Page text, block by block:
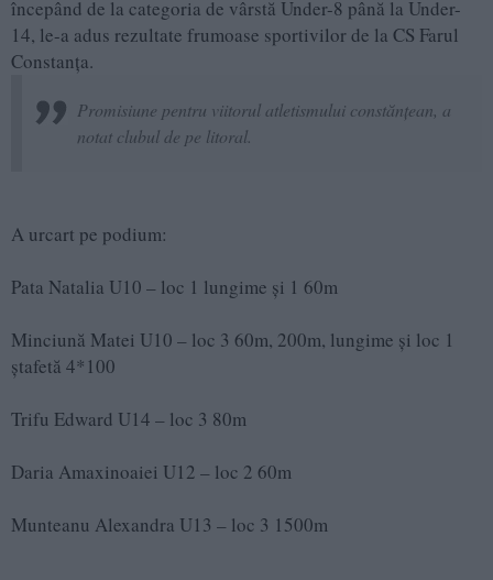
începând de la categoria de vârstă Under-8 până la Under-
14, le-a adus rezultate frumoase sportivilor de la CS Farul
Constanța.
Promisiune pentru viitorul atletismului constănțean, a
notat clubul de pe litoral.
A urcart pe podium:
Pata Natalia U10 – loc 1 lungime și 1 60m
Minciună Matei U10 – loc 3 60m, 200m, lungime și loc 1
ștafetă 4*100
Trifu Edward U14 – loc 3 80m
Daria Amaxinoaiei U12 – loc 2 60m
Munteanu Alexandra U13 – loc 3 1500m